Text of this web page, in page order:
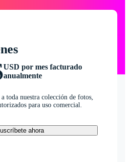
USD por mes facturado
anualmente
toda nuestra colección de fotos,
para uso comercial.
ahora